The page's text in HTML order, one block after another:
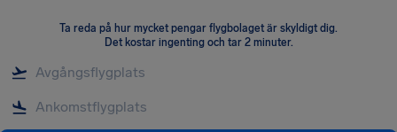
Ta reda på hur mycket pengar flygbolaget är skyldigt dig.
Det kostar ingenting och tar 2 minuter.